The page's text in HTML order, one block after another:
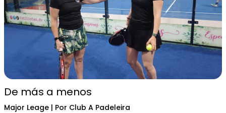
De más a menos
Major Leage | Por Club A Padeleira